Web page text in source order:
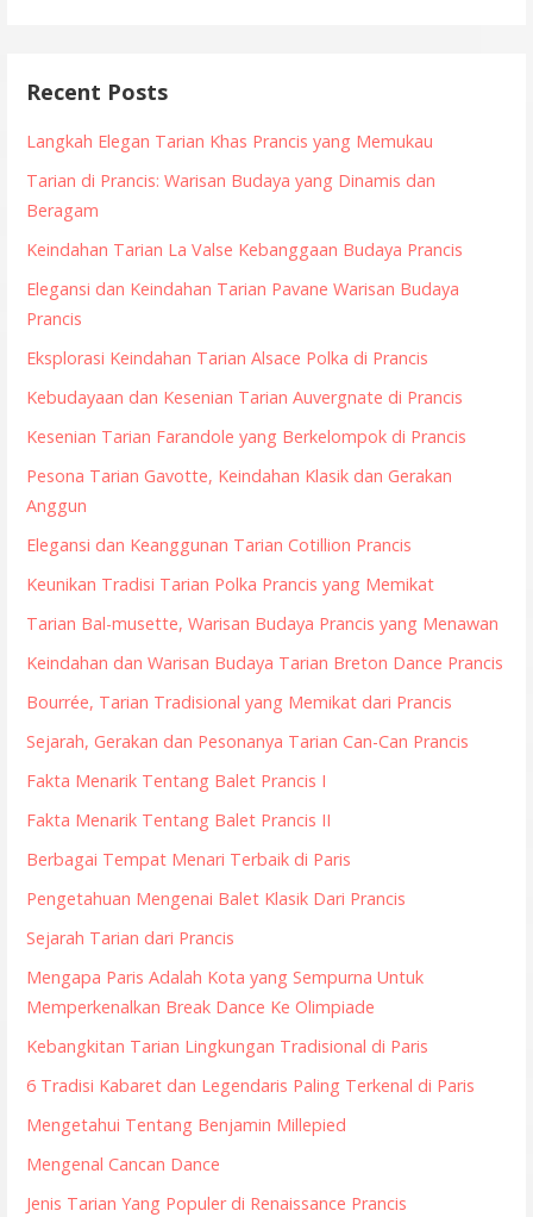
Recent Posts
Langkah Elegan Tarian Khas Prancis yang Memukau
Tarian di Prancis: Warisan Budaya yang Dinamis dan
Beragam
Keindahan Tarian La Valse Kebanggaan Budaya Prancis
Elegansi dan Keindahan Tarian Pavane Warisan Budaya
Prancis
Eksplorasi Keindahan Tarian Alsace Polka di Prancis
Kebudayaan dan Kesenian Tarian Auvergnate di Prancis
Kesenian Tarian Farandole yang Berkelompok di Prancis
Pesona Tarian Gavotte, Keindahan Klasik dan Gerakan
Anggun
Elegansi dan Keanggunan Tarian Cotillion Prancis
Keunikan Tradisi Tarian Polka Prancis yang Memikat
Tarian Bal-musette, Warisan Budaya Prancis yang Menawan
Keindahan dan Warisan Budaya Tarian Breton Dance Prancis
Bourrée, Tarian Tradisional yang Memikat dari Prancis
Sejarah, Gerakan dan Pesonanya Tarian Can-Can Prancis
Fakta Menarik Tentang Balet Prancis I
Fakta Menarik Tentang Balet Prancis II
Berbagai Tempat Menari Terbaik di Paris
Pengetahuan Mengenai Balet Klasik Dari Prancis
Sejarah Tarian dari Prancis
Mengapa Paris Adalah Kota yang Sempurna Untuk
Memperkenalkan Break Dance Ke Olimpiade
Kebangkitan Tarian Lingkungan Tradisional di Paris
6 Tradisi Kabaret dan Legendaris Paling Terkenal di Paris
Mengetahui Tentang Benjamin Millepied
Mengenal Cancan Dance
Jenis Tarian Yang Populer di Renaissance Prancis